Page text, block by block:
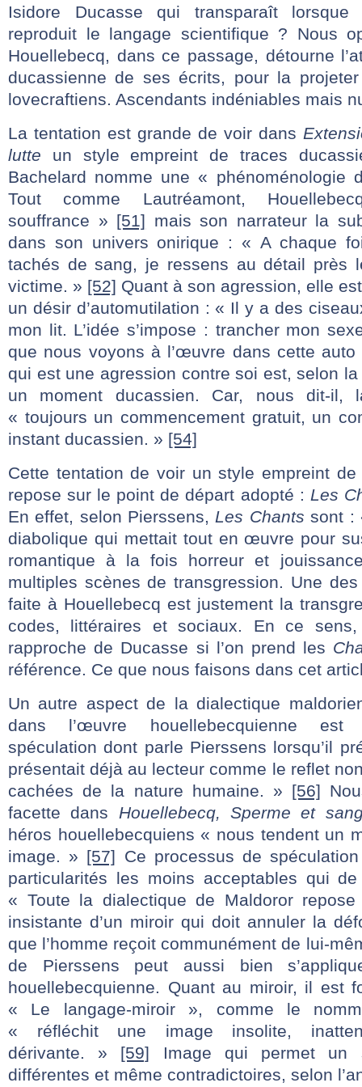
Isidore Ducasse qui transparaît lorsque
reproduit le langage scientifique ? Nous
Houellebecq, dans ce passage, détourne
ducassienne de ses écrits, pour la
lovecraftiens. Ascendants indéniables mais
La tentation est grande de voir dans
lutte un style empreint de traces
Bachelard nomme une « phénoménologie
Tout comme Lautréamont,
souffrance » [51] mais son narrateur la
dans son univers onirique : « A chaque
tachés de sang, je ressens au détail près
victime. » [52] Quant à son agression, elle
un désir d’automutilation : « Il y a des
mon lit. L’idée s’impose : trancher mon
que nous voyons à l’œuvre dans cette auto
qui est une agression contre soi est, selon
un moment ducassien. Car, nous dit-il,
« toujours un commencement gratuit, un
instant ducassien. » [54]
Cette tentation de voir un style empreint de
repose sur le point de départ adopté : Les
En effet, selon Pierssens, Les Chants sont :
diabolique qui mettait tout en œuvre pour
romantique à la fois horreur et
multiples scènes de transgression. Une
faite à Houellebecq est justement la
codes, littéraires et sociaux. En ce
rapproche de Ducasse si l’on prend les
référence. Ce que nous faisons dans cet
Un autre aspect de la dialectique
dans l’œuvre houellebecquienne
spéculation dont parle Pierssens lorsqu’il
présentait déjà au lecteur comme le reflet
cachées de la nature humaine. » [56]
facette dans Houellebecq, Sperme et
héros houellebecquiens « nous tendent un
image. » [57] Ce processus de
particularités les moins acceptables qui
« Toute la dialectique de Maldoror repose
insistante d’un miroir qui doit annuler la
que l’homme reçoit communément de lui-
de Pierssens peut aussi bien
houellebecquienne. Quant au miroir, il est
« Le langage-miroir », comme le
« réfléchit une image insolite,
dérivante. » [59] Image qui permet un
différentes et même contradictoires, selon